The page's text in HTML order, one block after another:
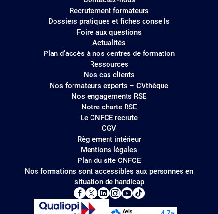
Recrutement formateurs
Dossiers pratiques et fiches conseils
Foire aux questions
Actualités
Plan d'accès à nos centres de formation
Ressources
Nos cas clients
Nos formateurs experts – CVthèque
Nos engagements RSE
Notre charte RSE
Le CNFCE recrute
CGV
Règlement intérieur
Mentions légales
Plan du site CNFCE
Nos formations sont accessibles aux personnes en
situation de handicap